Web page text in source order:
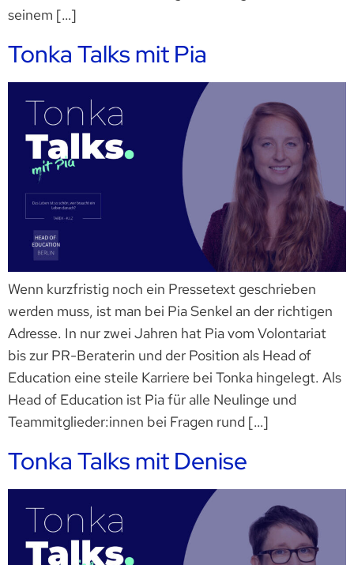
seinem […]
Tonka Talks mit Pia
Wenn kurzfristig noch ein Pressetext geschrieben
werden muss, ist man bei Pia Senkel an der richtigen
Adresse. In nur zwei Jahren hat Pia vom Volontariat
bis zur PR-Beraterin und der Position als Head of
Education eine steile Karriere bei Tonka hingelegt. Als
Head of Education ist Pia für alle Neulinge und
Teammitglieder:innen bei Fragen rund […]
Tonka Talks mit Denise